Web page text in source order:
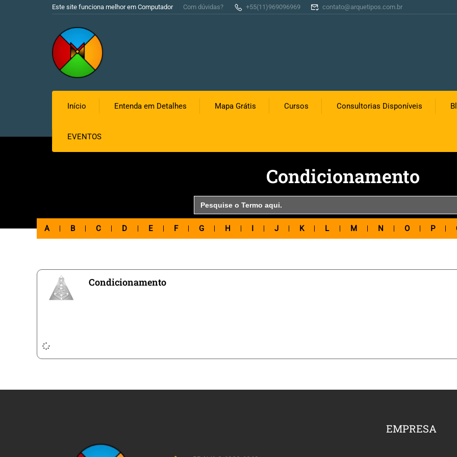
Este site funciona melhor em Computador Com dúvidas? +55(11)969096969 contato@arquetipos.com.br
Início Entenda em Detalhes Mapa Grátis Cursos Consultorias Disponíveis
EVENTOS
Condicionamento
Search
for:
A B C D E F G H I J K L M N O P
Condicionamento
EMPRESA